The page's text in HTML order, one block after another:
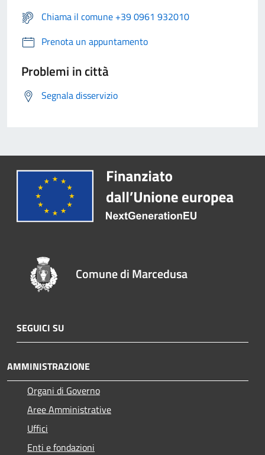
Chiama il comune +39 0961 932010
Prenota un appuntamento
Problemi in città
Segnala disservizio
Comune di Marcedusa
SEGUICI SU
AMMINISTRAZIONE
Organi di Governo
Aree Amministrative
Uffici
Enti e fondazioni